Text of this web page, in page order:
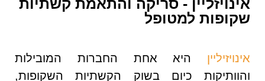
אינויזליין - סריקה והתאמת קשתיות
שקופות למטופל
אינויזיליין היא אחת החברות המובילות
והוותיקות כיום בשוק הקשתיות השקופות,